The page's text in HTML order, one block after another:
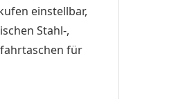
einstellbar,
Stahl-,
für